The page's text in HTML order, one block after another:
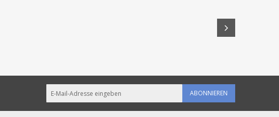
ABONNIEREN